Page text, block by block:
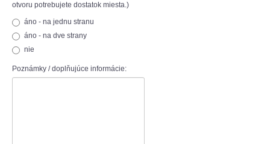
otvoru potrebujete dostatok miesta.)
áno - na jednu stranu
áno - na dve strany
nie
Poznámky / doplňujúce informácie: